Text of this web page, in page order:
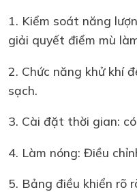
1. Kiểm soát năng
giải quyết điểm mù
2. Chức năng khử khí
sạch.
3. Cài đặt thời gian:
4. Làm nóng: Điều
5. Bảng điều khiển rõ